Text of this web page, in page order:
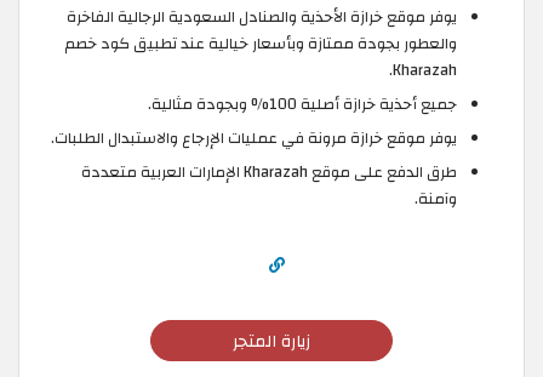
يوفر موقع خرازة الأحذية والصنادل السعودية الرجالية الفاخرة
والعطور بجودة ممتازة وبأسعار خيالية عند تطبيق كود خصم
Kharazah.
جميع أحذية خرازة أصلية 100% وبجودة مثالية.
يوفر موقع خرازة مرونة في عمليات الإرجاع والاستبدال الطلبات.
طرق الدفع على موقع Kharazah الإمارات العربية متعددة
وآمنة.
زيارة المتجر